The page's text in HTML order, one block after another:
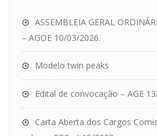
ASSEMBLEIA GERAL
– AGOE 10/03/2026.
Modelo twin peaks
Edital de convocação – AGE
Carta Aberta dos Cargos